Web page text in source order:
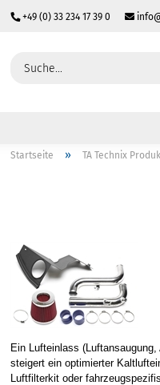
+49 (0) 33 234 17 39 0
Startseite » TA Technix
Ein Lufteinlass
steigert ein optimierter
Luftfilterkit oder